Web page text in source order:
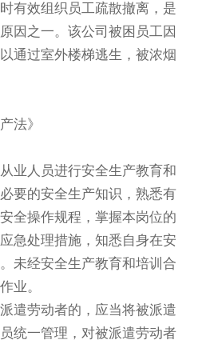
效组织员工疏散撤离，是
因之一。该公司被困员工因
通过室外楼梯逃生，被浓烟
法》
人员进行安全生产教育和
要的安全生产知识，熟悉有
全操作规程，掌握本岗位的
急处理措施，知悉自身在安
未经安全生产教育和培训合
业。
劳动者的，应当将被派遣
统一管理，对被派遣劳动者